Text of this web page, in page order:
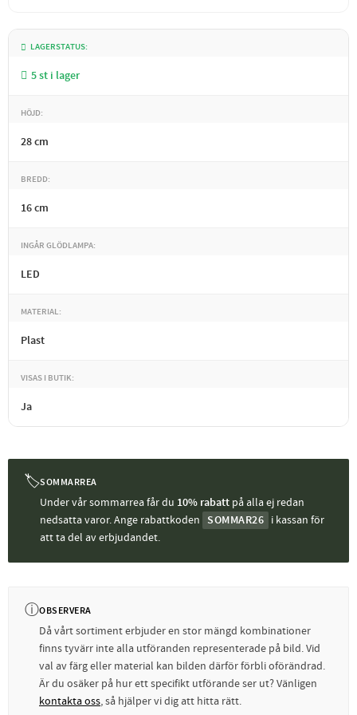
LAGERSTATUS
5 st i lager
HÖJD
28 cm
BREDD
16 cm
INGÅR GLÖDLAMPA
LED
MATERIAL
Plast
VISAS I BUTIK
Ja
🏷SOMMARREA
Under vår sommarrea får du 10% rabatt på alla ej redan
nedsatta varor. Ange rabattkoden
SOMMAR26 i kassan för
att ta del av erbjudandet.
ⓘOBSERVERA
Då vårt sortiment erbjuder en stor mängd kombinationer
finns tyvärr inte alla utföranden representerade på bild. Vid
val av färg eller material kan bilden därför förbli oförändrad.
Är du osäker på hur ett specifikt utförande ser ut? Vänligen
kontakta oss, så hjälper vi dig att hitta rätt.